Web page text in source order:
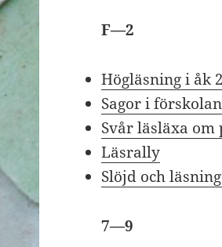
F—2
Högläsning i åk 2
Sagor i förskolan
Svår läsläxa
Läsrally
Slöjd och
7—9